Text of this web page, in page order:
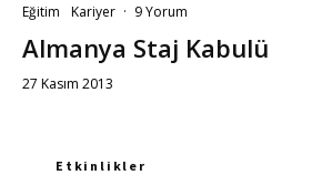
Eğitim Kariyer · 9 Yorum
Almanya Staj Kabulü
27 Kasım 2013
Etkinlikler